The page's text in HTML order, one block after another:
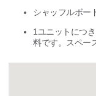
シャッフルボー
1ユニットにつ
料です。スペー